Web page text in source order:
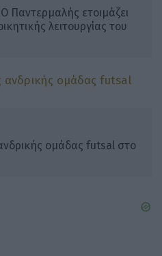
Παντερμαλής ετοιμάζει
λειτουργίας του
ομάδας futsal στο